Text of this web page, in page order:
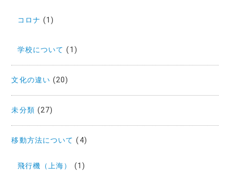
コロナ (1)
学校について (1)
文化の違い (20)
未分類 (27)
移動方法について (4)
飛行機（上海） (1)